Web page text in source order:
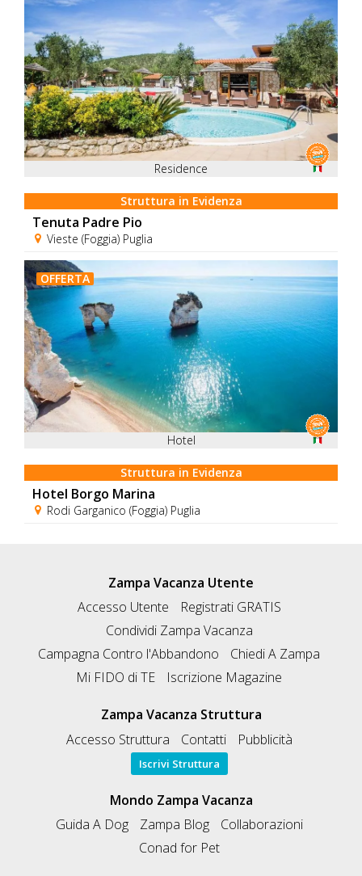
Residence
Struttura in Evidenza
Tenuta Padre Pio
Vieste (Foggia) Puglia
OFFERTA
Hotel
Struttura in Evidenza
Hotel Borgo Marina
Rodi Garganico (Foggia) Puglia
Zampa Vacanza Utente
Accesso Utente
Registrati GRATIS
Condividi Zampa Vacanza
Campagna Contro l'Abbandono
Chiedi A Zampa
Mi FIDO di TE
Iscrizione Magazine
Zampa Vacanza Struttura
Accesso Struttura
Contatti Pubblicità
Iscrivi Struttura
Mondo Zampa Vacanza
Guida A Dog
Zampa Blog
Collaborazioni
Conad for Pet